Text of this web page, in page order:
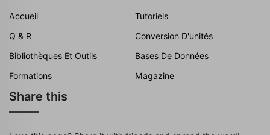
Accueil
Tutoriels
Q & R
Conversion D'unités
Bibliothèques Et Outils
Bases De Données
Formations
Magazine
Share this